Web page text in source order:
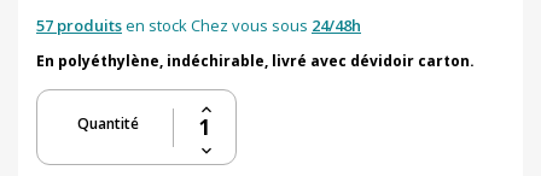
57 produitsen stock Chez vous sous 24/48h
En polyéthylène, indéchirable, livré avec dévidoir carton.
Quantité